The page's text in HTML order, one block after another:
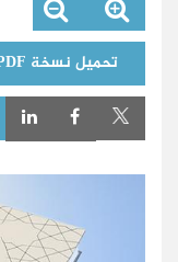
تحميل نسخة PDF